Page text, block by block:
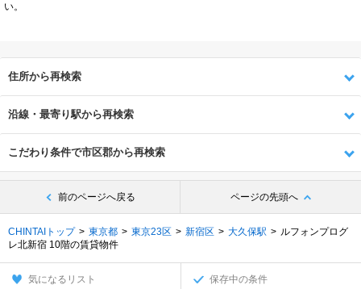
い。
住所から再検索
沿線・最寄り駅から再検索
こだわり条件で市区郡から再検索
前のページへ戻る ページの先頭へ
CHINTAIトップ 東京都 東京23区 新宿区 大久保駅
ルフォンプログ
レ北新宿 10階の賃貸物件
気になるリスト 保存中の条件